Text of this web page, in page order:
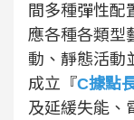
間多種彈性配
應各種各類型
動、靜態活動
成立『C據點
及延緩失能、